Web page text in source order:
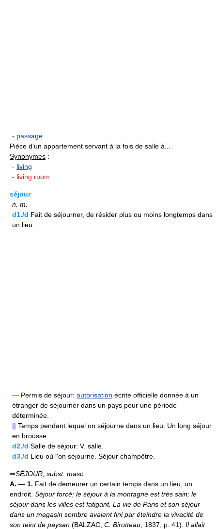
- passage
Pièce d'un appartement servant à la fois de salle à...
Synonymes :
- living
- living room
séjour
n. m.
d1./d Fait de séjourner, de résider plus ou moins longtemps dans
un lieu.
— Permis de séjour: autorisation écrite officielle donnée à un
étranger de séjourner dans un pays pour une période
déterminée.
|| Temps pendant lequel on séjourne dans un lieu. Un long séjour
en brousse.
d2./d Salle de séjour: V. salle.
d3./d Lieu où l'on séjourne. Séjour champêtre.
⇒SÉJOUR, subst. masc.
A. — 1. Fait de demeurer un certain temps dans un lieu, un
endroit. Séjour forcé; le séjour à la montagne est très sain; le
séjour dans les villes est fatigant. La vie de Paris et son séjour
dans un magasin sombre avaient fini par éteindre la vivacité de
son teint de paysan (BALZAC, C. Birotteau , 1837, p. 41). Il allait